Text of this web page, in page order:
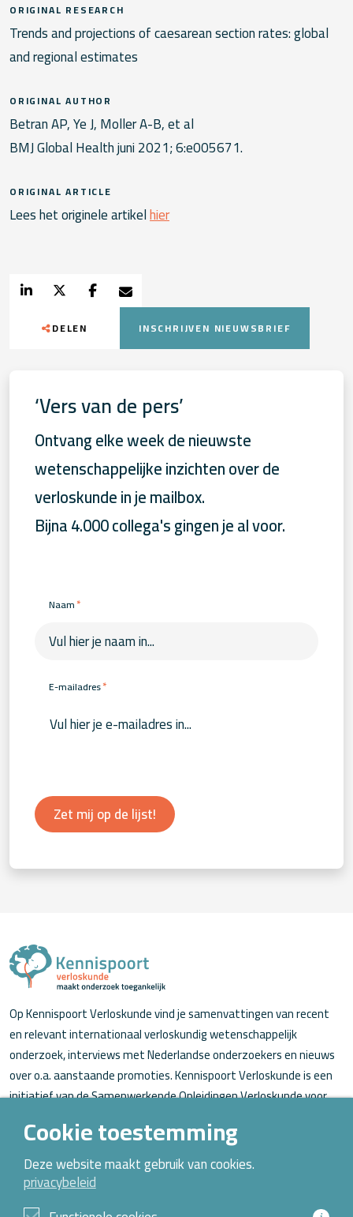
ORIGINAL RESEARCH
Trends and projections of caesarean section rates: global
and regional estimates
ORIGINAL AUTHOR
Betran AP, Ye J, Moller A-B, et al
BMJ Global Health juni 2021; 6:e005671.
ORIGINAL ARTICLE
Lees het originele artikelhier
DELEN INSCHRIJVEN NIEUWSBRIEF
‘Vers van de pers’
Ontvang elke week de nieuwste
wetenschappelijke inzichten over de
verloskunde in je mailbox.
Bijna 4.000 collega's gingen je al voor.
Naam*
E-mailadres*
Zet mij op de lijst!
Op Kennispoort Verloskunde vind je samenvattingen van recent
en relevant internationaal verloskundig wetenschappelijk
onderzoek, interviews met Nederlandse onderzoekers en nieuws
over o.a. aanstaande promoties. Kennispoort Verloskunde is een
initiatief van de Samenwerkende Opleidingen Verloskunde voor
Over Kennispoort Verloskunde
Contact
Archief
Cookie toestemming
Deze website maakt gebruik van cookies.
privacybeleid